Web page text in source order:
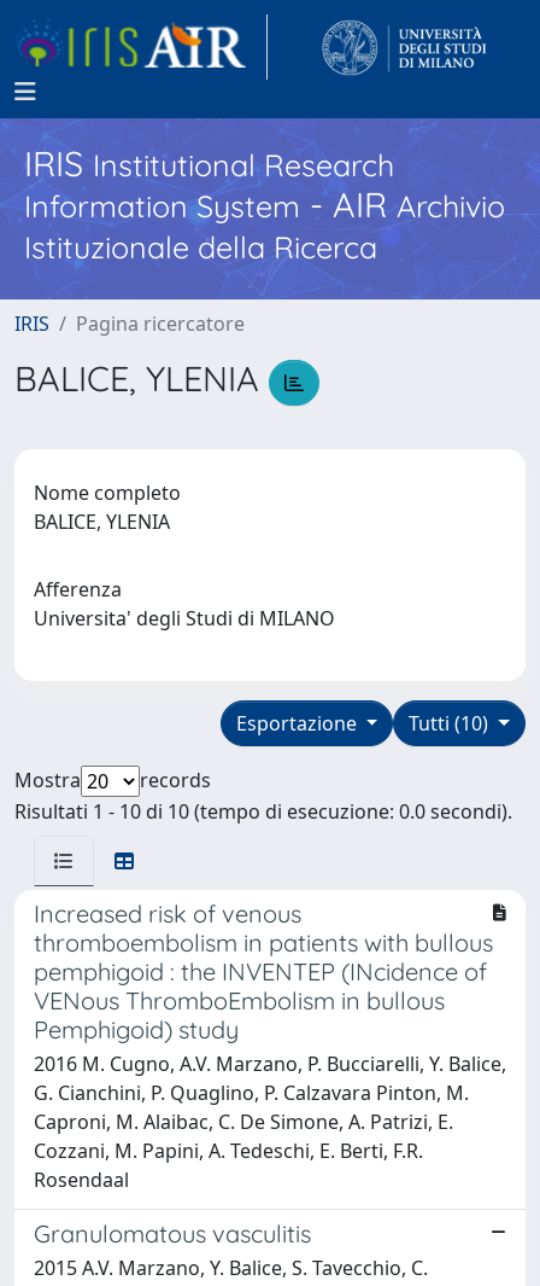
IRISInstitutional Research
Information System - AIR Archivio
Istituzionale della Ricerca
IRIS Pagina ricercatore
BALICE, YLENIA
Nome completo
BALICE, YLENIA
Afferenza
Universita' degli Studi di MILANO
Tutti (10)
Esportazione
Mostra
records
Risultati 1 - 10 di 10 (tempo di esecuzione: 0.0 secondi).
Increased risk of venous
thromboembolism in patients with bullous
pemphigoid : the INVENTEP (INcidence of
VENous ThromboEmbolism in bullous
Pemphigoid) study
2016 M. Cugno, A.V. Marzano, P. Bucciarelli, Y. Balice,
G. Cianchini, P. Quaglino, P. Calzavara Pinton, M.
Caproni, M. Alaibac, C. De Simone, A. Patrizi, E.
Cozzani, M. Papini, A. Tedeschi, E. Berti, F.R.
Rosendaal
Granulomatous vasculitis
2015 A.V. Marzano, Y. Balice, S. Tavecchio, C.